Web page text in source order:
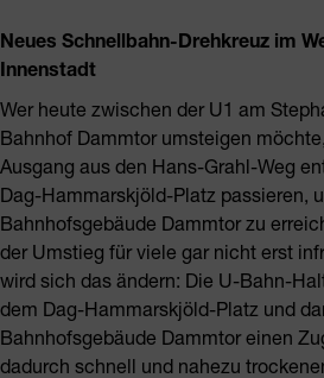
Neues Schnellbahn-Drehkreuz im
Innenstadt
Wer heute zwischen der U1 am
Bahnhof Dammtor umsteigen
Ausgang aus den Hans-Grahl-Weg
Dag-Hammarskjöld-Platz passieren,
Bahnhofsgebäude Dammtor zu
der Umstieg für viele gar nicht erst
wird sich das ändern: Die U-Bahn-
dem Dag-Hammarskjöld-Platz und
Bahnhofsgebäude Dammtor einen
dadurch schnell und nahezu